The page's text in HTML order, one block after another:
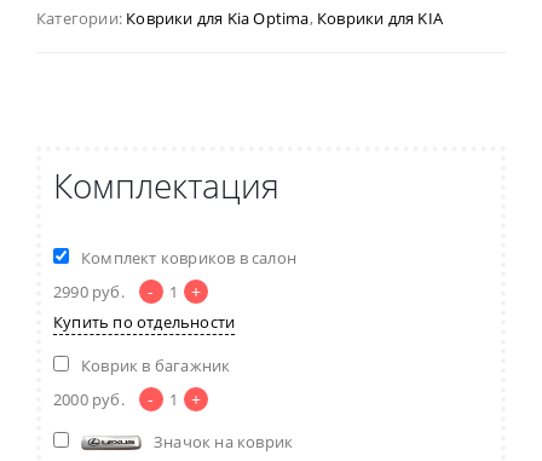
Категории: Коврики для Kia Optima, Коврики для KIA
Комплектация
Комплект ковриков в салон
2990 руб. - 1 +
Купить по отдельности
Коврик в багажник
2000 руб. - 1 +
Значок на коврик